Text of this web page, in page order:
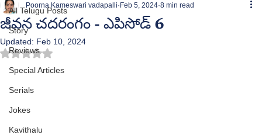
All Telugu Posts
Story
Reviews
Special Articles
Serials
Jokes
Kavithalu
జీవన చదరంగం - ఎపిసోడ్ 6
Poorna Kameswari vadapalli Feb 5, 2024 8 min read
Updated: Feb 10, 2024
Rated NaN out of 5 stars.